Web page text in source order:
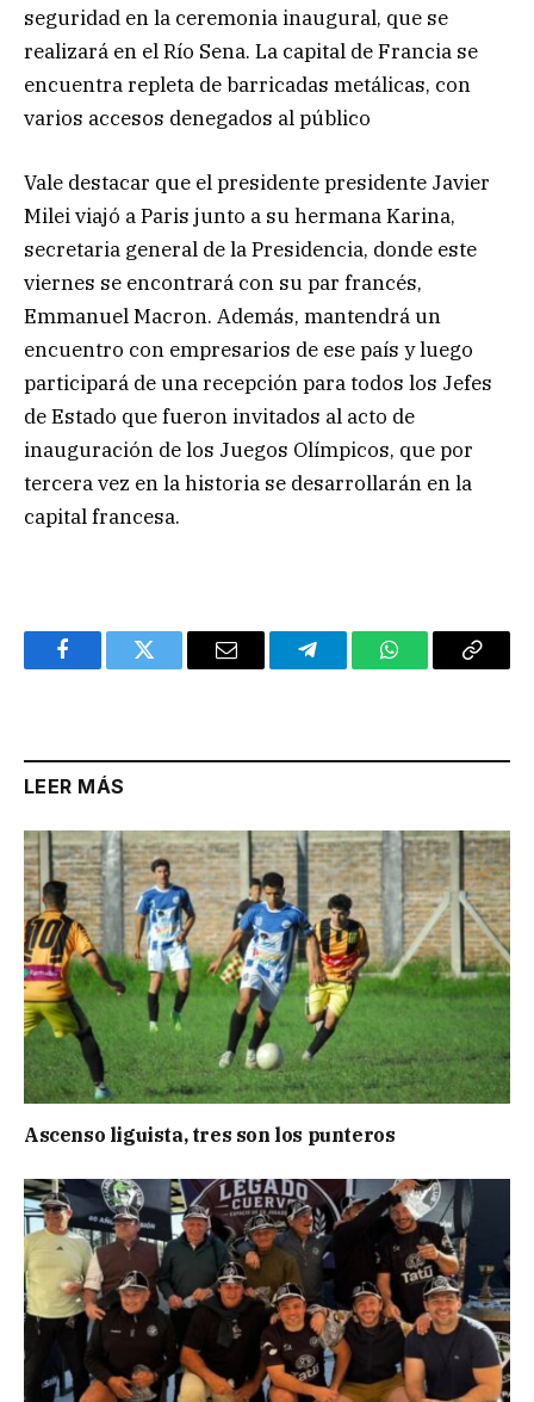
seguridad en la ceremonia inaugural, que se
realizará en el Río Sena. La capital de Francia se
encuentra repleta de barricadas metálicas, con
varios accesos denegados al público
Vale destacar que el presidente presidente Javier
Milei viajó a Paris junto a su hermana Karina,
secretaria general de la Presidencia, donde este
viernes se encontrará con su par francés,
Emmanuel Macron. Además, mantendrá un
encuentro con empresarios de ese país y luego
participará de una recepción para todos los Jefes
de Estado que fueron invitados al acto de
inauguración de los Juegos Olímpicos, que por
tercera vez en la historia se desarrollarán en la
capital francesa.
FacebookTwitter Email TelegramWhatsAppCopy
LEER MÁS
Ascenso liguista, tres son los punteros